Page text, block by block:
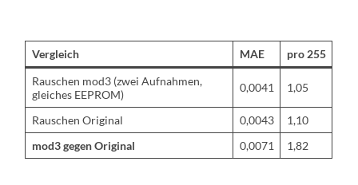
Vergleich MAE
pro 255
Rauschen mod3 (zwei Aufnahmen,
gleiches EEPROM)
0,0041 1,05
Rauschen Original 0,0043
1,10
mod3 gegen Original
0,0071 1,82